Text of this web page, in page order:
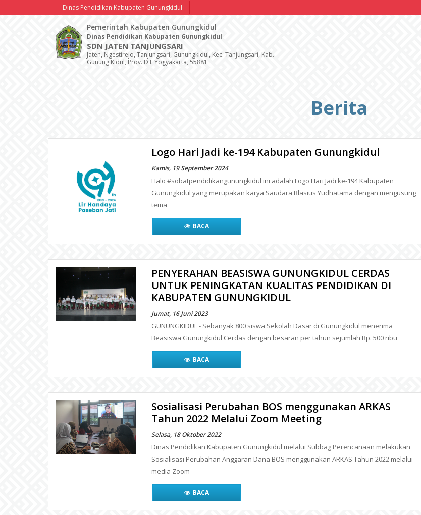
Dinas Pendidikan Kabupaten Gunungkidul
Pemerintah Kabupaten Gunungkidul
Dinas Pendidikan Kabupaten Gunungkidul
SDN JATEN TANJUNGSARI
Jaten, Ngestirejo, Tanjungsari, Gunungkidul, Kec. Tanjungsari, Kab.
Gunung Kidul, Prov. D.I. Yogyakarta, 55881
Berita
Logo Hari Jadi ke-194 Kabupaten Gunungkidul
Kamis, 19 September 2024
Halo #sobatpendidikangunungkidul ini adalah Logo Hari Jadi ke-194 Kabupaten
Gunungkidul yang merupakan karya Saudara Blasius Yudhatama dengan mengusung
tema
BACA
PENYERAHAN BEASISWA GUNUNGKIDUL CERDAS
UNTUK PENINGKATAN KUALITAS PENDIDIKAN DI
KABUPATEN GUNUNGKIDUL
Jumat, 16 Juni 2023
GUNUNGKIDUL - Sebanyak 800 siswa Sekolah Dasar di Gunungkidul menerima
Beasiswa Gunungkidul Cerdas dengan besaran per tahun sejumlah Rp. 500 ribu
BACA
Sosialisasi Perubahan BOS menggunakan ARKAS
Tahun 2022 Melalui Zoom Meeting
Selasa, 18 Oktober 2022
Dinas Pendidikan Kabupaten Gunungkidul melalui Subbag Perencanaan melakukan
Sosialisasi Perubahan Anggaran Dana BOS menggunakan ARKAS Tahun 2022 melalui
media Zoom
BACA